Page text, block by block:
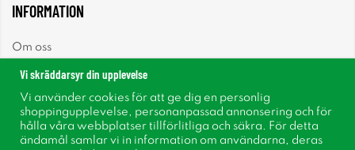
INFORMATION
Om oss
Nyhetsbrev
Vi skräddarsyr din upplevelse
Vi använder cookies för att ge dig en personlig
shoppingupplevelse, personanpassad annonsering och för
hålla våra webbplatser tillförlitliga och säkra. För detta
ändamål samlar vi in information om användarna, deras